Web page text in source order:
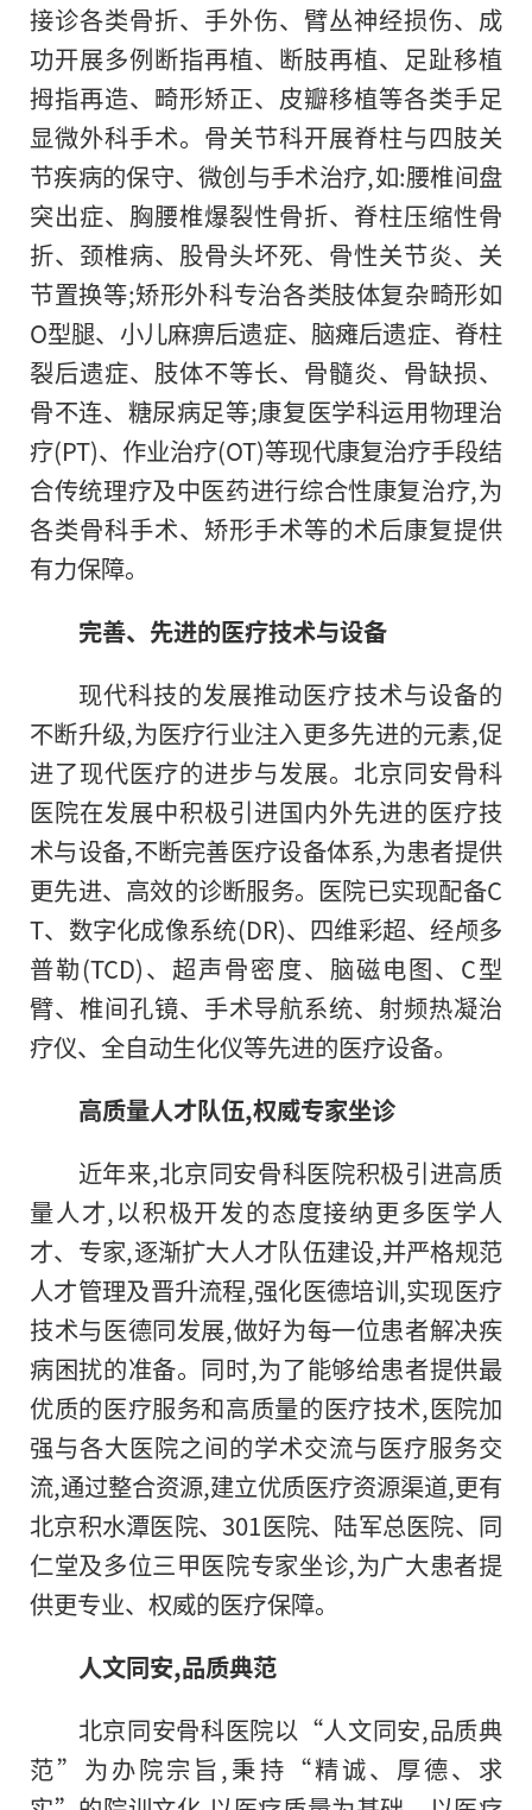
接诊各类骨折、手外伤、臂丛神经损伤、成
功开展多例断指再植、断肢再植、足趾移植
拇指再造、畸形矫正、皮瓣移植等各类手足
显微外科手术。骨关节科开展脊柱与四肢关
节疾病的保守、微创与手术治疗,如:腰椎间盘
突出症、胸腰椎爆裂性骨折、脊柱压缩性骨
折、颈椎病、股骨头坏死、骨性关节炎、关
节置换等;矫形外科专治各类肢体复杂畸形如
O型腿、小儿麻痹后遗症、脑瘫后遗症、脊柱
裂后遗症、肢体不等长、骨髓炎、骨缺损、
骨不连、糖尿病足等;康复医学科运用物理治
疗(PT)、作业治疗(OT)等现代康复治疗手段结
合传统理疗及中医药进行综合性康复治疗,为
各类骨科手术、矫形手术等的术后康复提供
有力保障。
完善、先进的医疗技术与设备
现代科技的发展推动医疗技术与设备的
不断升级,为医疗行业注入更多先进的元素,促
进了现代医疗的进步与发展。北京同安骨科
医院在发展中积极引进国内外先进的医疗技
术与设备,不断完善医疗设备体系,为患者提供
更先进、高效的诊断服务。医院已实现配备C
T、数字化成像系统(DR)、四维彩超、经颅多
普勒(TCD)、超声骨密度、脑磁电图、C型
臂、椎间孔镜、手术导航系统、射频热凝治
疗仪、全自动生化仪等先进的医疗设备。
高质量人才队伍,权威专家坐诊
近年来,北京同安骨科医院积极引进高质
量人才,以积极开发的态度接纳更多医学人
才、专家,逐渐扩大人才队伍建设,并严格规范
人才管理及晋升流程,强化医德培训,实现医疗
技术与医德同发展,做好为每一位患者解决疾
病困扰的准备。同时,为了能够给患者提供最
优质的医疗服务和高质量的医疗技术,医院加
强与各大医院之间的学术交流与医疗服务交
流,通过整合资源,建立优质医疗资源渠道,更有
北京积水潭医院、301医院、陆军总医院、同
仁堂及多位三甲医院专家坐诊,为广大患者提
供更专业、权威的医疗保障。
人文同安,品质典范
北京同安骨科医院以“人文同安,品质典
范”为办院宗旨,秉持“精诚、厚德、求